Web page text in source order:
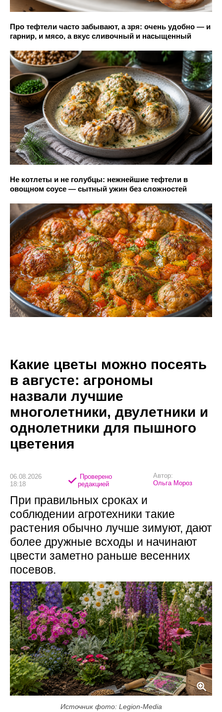
Про тефтели часто забывают, а зря: очень удобно — и
гарнир, и мясо, а вкус сливочный и насыщенный
Не котлеты и не голубцы: нежнейшие тефтели в
овощном соусе — сытный ужин без сложностей
Какие цветы можно посеять
в августе: агрономы
назвали лучшие
многолетники, двулетники и
однолетники для пышного
цветения
06.08.2026
18:18
Проверено
редакцией
Автор:
Ольга Мороз
При правильных сроках и
соблюдении агротехники такие
растения обычно лучше зимуют, дают
более дружные всходы и начинают
цвести заметно раньше весенних
посевов.
Источник фото: Legion-Media